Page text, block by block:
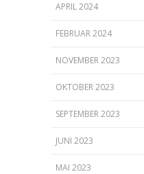
APRIL 2024
FEBRUAR 2024
NOVEMBER 2023
OKTOBER 2023
SEPTEMBER 2023
JUNI 2023
MAI 2023